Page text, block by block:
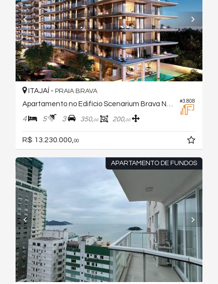
#3.808
ITAJAÍ - PRAIA BRAVA
4 5 3 350,00 200,00
R$ 13.230.000, 00
APARTAMENTO DE FUNDOS